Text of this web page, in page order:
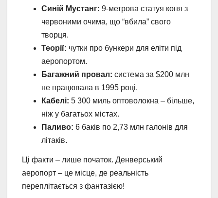
Синій Мустанг: 9-метрова статуя коня з
червоними очима, що “вбила” свого
творця.
Теорії: чутки про бункери для еліти під
аеропортом.
Багажний провал: система за $200 млн
не працювала в 1995 році.
Кабелі: 5 300 миль оптоволокна – більше,
ніж у багатьох містах.
Паливо: 6 баків по 2,73 млн галонів для
літаків.
Ці факти – лише початок. Денверський
аеропорт – це місце, де реальність
переплітається з фантазією!